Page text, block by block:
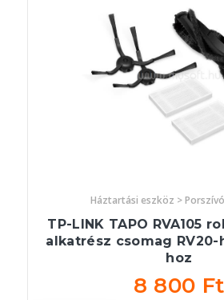
Háztartási eszköz >
TP-LINK TAPO RVA105
alkatrész csomag RV20-
hoz
8 800 Ft